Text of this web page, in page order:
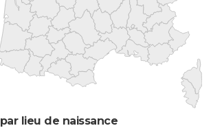
par lieu de naissance